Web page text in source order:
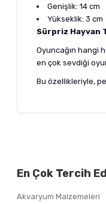
Genişlik: 14 cm
Yükseklik: 3 cm
Sürpriz Hayvan
Oyuncağın hangi
en çok sevdiği
Bu özellikleriyle,
Ürün
En Çok Tercih
Akvaryum Malzemeleri